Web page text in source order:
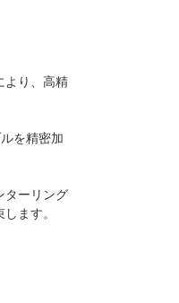
より、高精
を精密加
ターリング
ます。